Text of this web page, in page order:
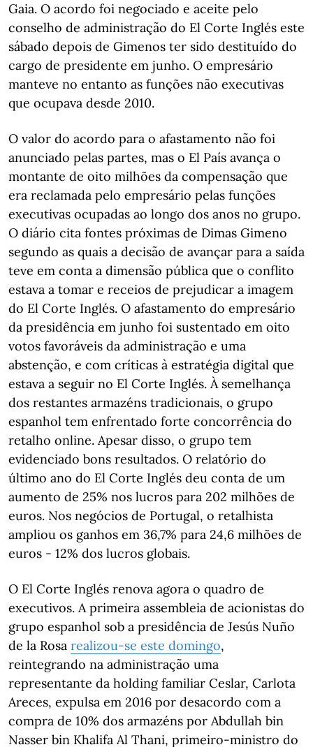
Gaia. O acordo foi negociado e aceite pelo
conselho de administração do El Corte Inglés este
sábado depois de Gimenos ter sido destituído do
cargo de presidente em junho. O empresário
manteve no entanto as funções não executivas
que ocupava desde 2010.
O valor do acordo para o afastamento não foi
anunciado pelas partes, mas o El País avança o
montante de oito milhões da compensação que
era reclamada pelo empresário pelas funções
executivas ocupadas ao longo dos anos no grupo.
O diário cita fontes próximas de Dimas Gimeno
segundo as quais a decisão de avançar para a saída
teve em conta a dimensão pública que o conflito
estava a tomar e receios de prejudicar a imagem
do El Corte Inglés. O afastamento do empresário
da presidência em junho foi sustentado em oito
votos favoráveis da administração e uma
abstenção, e com críticas à estratégia digital que
estava a seguir no El Corte Inglés. À semelhança
dos restantes armazéns tradicionais, o grupo
espanhol tem enfrentado forte concorrência do
retalho online. Apesar disso, o grupo tem
evidenciado bons resultados. O relatório do
último ano do El Corte Inglés deu conta de um
aumento de 25% nos lucros para 202 milhões de
euros. Nos negócios de Portugal, o retalhista
ampliou os ganhos em 36,7% para 24,6 milhões de
euros - 12% dos lucros globais.
O El Corte Inglés renova agora o quadro de
executivos. A primeira assembleia de acionistas do
grupo espanhol sob a presidência de Jesús Nuño
de la Rosa realizou-se este domingo,
reintegrando na administração uma
representante da holding familiar Ceslar, Carlota
Areces, expulsa em 2016 por desacordo com a
compra de 10% dos armazéns por Abdullah bin
Nasser bin Khalifa Al Thani, primeiro-ministro do